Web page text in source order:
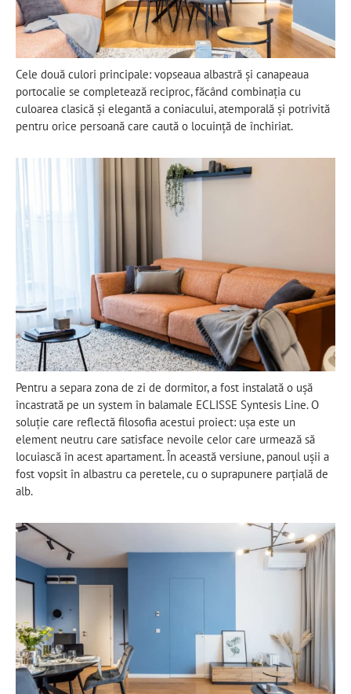
Cele două culori principale: vopseaua albastră și canapeaua
portocalie se completează reciproc, făcând combinația cu
culoarea clasică și elegantă a coniacului, atemporală și potrivită
pentru orice persoană care caută o locuință de închiriat.
Pentru a separa zona de zi de dormitor, a fost instalată o ușă
încastrată pe un system în balamale ECLISSE Syntesis Line. O
soluție care reflectă filosofia acestui proiect: ușa este un
element neutru care satisface nevoile celor care urmează să
locuiască în acest apartament. În această versiune, panoul ușii a
fost vopsit în albastru ca peretele, cu o suprapunere parțială de
alb.